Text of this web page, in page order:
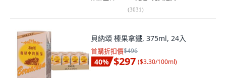
(3031)
貝納頌 榛果拿鐵, 375ml, 24入
首購折扣價$496
40% $297 ($3.30/100ml)